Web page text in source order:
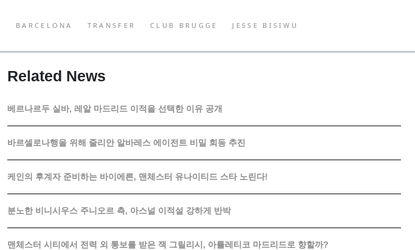
BARCELONA TRANSFER CLUB BRUGGE JESSE BISIWU
Related News
베르나르두 실바, 레알 마드리드 이적을 선택한 이유 공개
바르셀로나행을 위해 줄리안 알바레스 에이전트 비밀 회동 추진
케인의 후계자 준비하는 바이에른, 맨체스터 유나이티드 스타 노린다!
분노한 비니시우스 주니오르 측, 아스널 이적설 강하게 반박
맨체스터 시티에서 전력 외 통보를 받은 잭 그릴리시, 아틀레티코 마드리드로 향할까?